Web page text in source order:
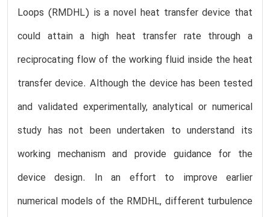
Loops (RMDHL) is a novel heat transfer device that
could attain a high heat transfer rate through a
reciprocating flow of the working fluid inside the heat
transfer device. Although the device has been tested
and validated experimentally, analytical or numerical
study has not been undertaken to understand its
working mechanism and provide guidance for the
device design. In an effort to improve earlier
numerical models of the RMDHL, different turbulence